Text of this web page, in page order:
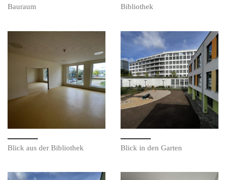
Bauraum Bibliothek
Blick aus der Bibliothek Blick in den Garten